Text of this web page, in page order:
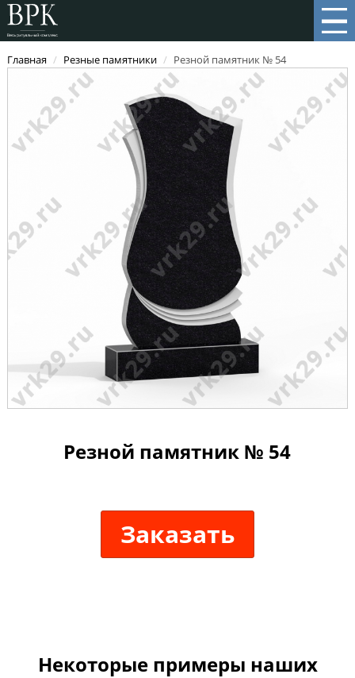
Главная / Резные памятники / Резной памятник № 54
Резной памятник № 54
Заказать
Некоторые примеры наших